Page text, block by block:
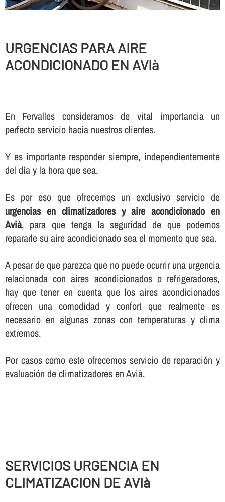
URGENCIAS PARA AIRE
ACONDICIONADO EN AVIà
En Fervalles consideramos de vital importancia un
perfecto servicio hacia nuestros clientes.
Y es importante responder siempre, independientemente
del dí­a y la hora que sea.
Es por eso que ofrecemos un exclusivo servicio de
urgencias en climatizadores y aire acondicionado en
Avià, para que tenga la seguridad de que podemos
repararle su aire acondicionado sea el momento que sea.
A pesar de que parezca que no puede ocurrir una urgencia
relacionada con aires acondicionados o refrigeradores,
hay que tener en cuenta que los aires acondicionados
ofrecen una comodidad y confort que realmente es
necesario en algunas zonas con temperaturas y clima
extremos.
Por casos como este ofrecemos servicio de reparación y
evaluación de climatizadores en Avià.
SERVICIOS URGENCIA EN
CLIMATIZACION DE AVIà